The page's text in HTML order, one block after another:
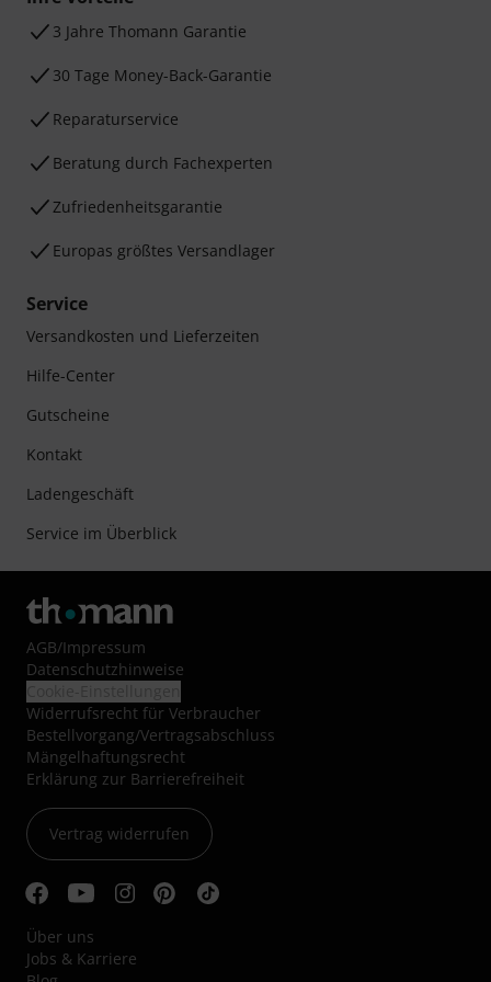
3 Jahre Thomann Garantie
30 Tage Money-Back-Garantie
Reparaturservice
Beratung durch Fachexperten
Zufriedenheitsgarantie
Europas größtes Versandlager
Service
Versandkosten und Lieferzeiten
Hilfe-Center
Gutscheine
Kontakt
Ladengeschäft
Service im Überblick
AGB/Impressum
Datenschutzhinweise
Widerrufsrecht für Verbraucher
Bestellvorgang/Vertragsabschluss
Mängelhaftungsrecht
Erklärung zur Barrierefreiheit
Vertrag widerrufen
Über uns
Jobs & Karriere